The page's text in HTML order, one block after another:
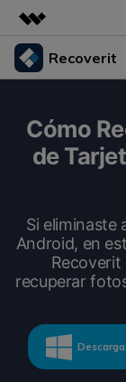
Productos
Utilidades
Empresas
Resumen
Quiénes somos
Sala de prensa
Tienda
Soporte
Recoverit
Funciones
Recuperar
Soluciones de
Recuperar
Escenarios
Recursos
Por qué
Historias de
Guía
Cómo
de
Si eliminaste
Android, en
recuperar